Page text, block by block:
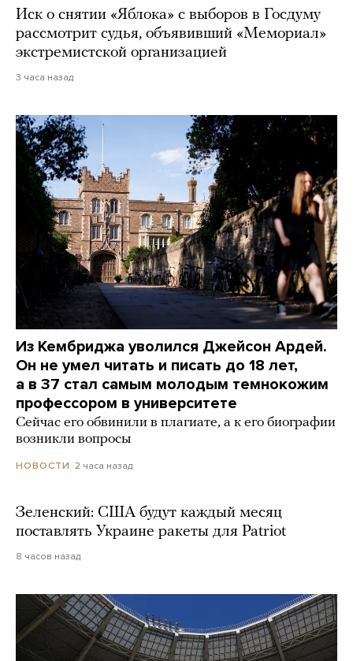
Иск о снятии «Яблока» с выборов в Госдуму
рассмотрит судья, объявивший «Мемориал»
экстремистской организацией
3 часа назад
Из Кембриджа уволился Джейсон Ардей.
Он не умел читать и писать до 18 лет,
а в 37 стал самым молодым темнокожим
профессором в университете
Сейчас его обвинили в плагиате, а к его биографии
возникли вопросы
НОВОСТИ 2 часа назад
Зеленский: США будут каждый месяц
поставлять Украине ракеты для Patriot
8 часов назад